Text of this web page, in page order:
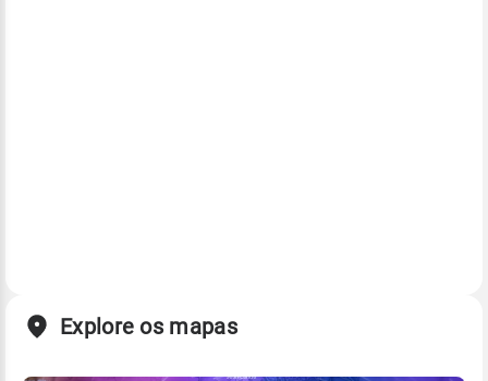
Explore os mapas